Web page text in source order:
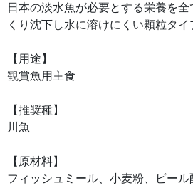
日本の淡水魚が必要とする栄養を
くり沈下し水に溶けにくい顆粒タイ
【用途】
観賞魚用主食
【推奨種】
川魚
【原材料】
フィッシュミール、小麦粉、ビー